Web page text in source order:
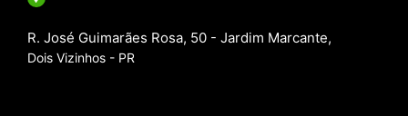
R. José Guimarães Rosa, 50 - Jardim Marcante,
Dois Vizinhos - PR